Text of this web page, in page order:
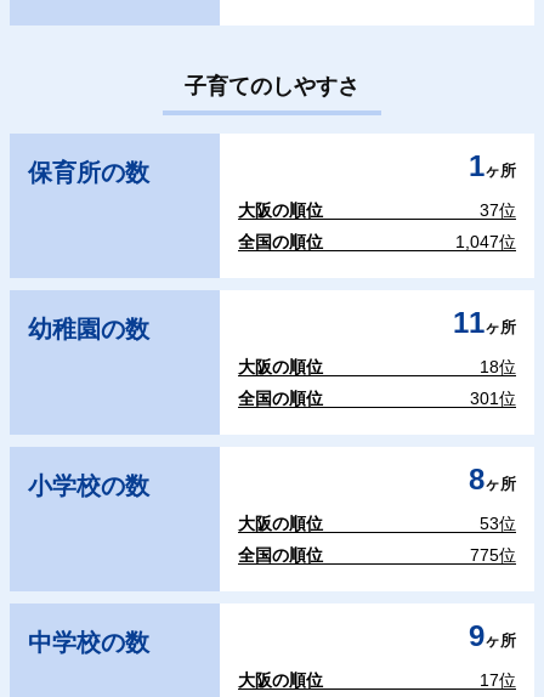
子育てのしやすさ
保育所の数 1ヶ所
大阪の順位
37位
全国の順位
1,047位
幼稚園の数 11ヶ所
大阪の順位
18位
全国の順位
301位
小学校の数 8ヶ所
大阪の順位
53位
全国の順位
775位
中学校の数 9ヶ所
大阪の順位
17位